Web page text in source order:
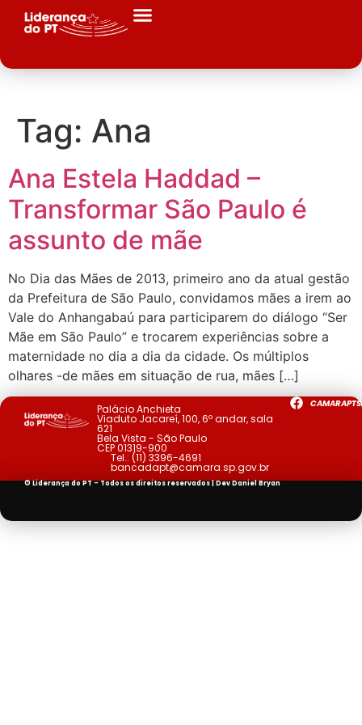
Tag: Ana
Ana Estela Haddad –
Transformar São Paulo é
assunto de mãe
No Dia das Mães de 2013, primeiro ano da atual gestão
da Prefeitura de São Paulo, convidamos mães a irem ao
Vale do Anhangabaú para participarem do diálogo “Ser
Mãe em São Paulo” e trocarem experiências sobre a
maternidade no dia a dia da cidade. Os múltiplos
olhares -de mães em situação de rua, mães […]
Palácio Anchieta
Viaduto Jacareí, 100, 6º andar, sala
621
Bela Vista - São Paulo
CEP 01319-900
Tel.: (11) 3396-4691
bancadapt@camara.sp.gov.br
© Liderança do PT - Todos os direitos reservados | DevDaniel Bryan